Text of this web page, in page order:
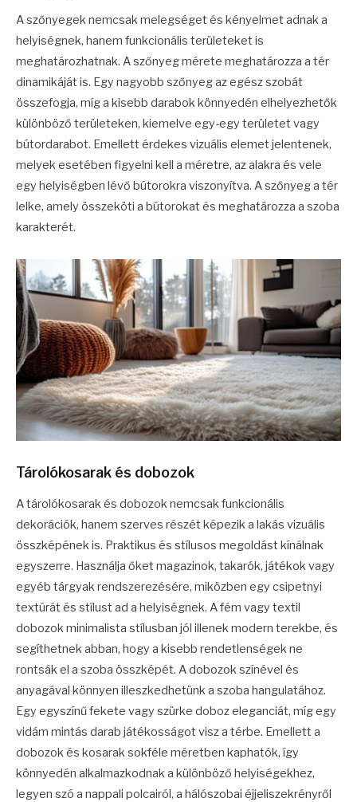
A szőnyegek nemcsak melegséget és kényelmet adnak a
helyiségnek, hanem funkcionális területeket is
meghatározhatnak. A szőnyeg mérete meghatározza a tér
dinamikáját is. Egy nagyobb szőnyeg az egész szobát
összefogja, míg a kisebb darabok könnyedén elhelyezhetők
különböző területeken, kiemelve egy-egy területet vagy
bútordarabot. Emellett érdekes vizuális elemet jelentenek,
melyek esetében figyelni kell a méretre, az alakra és vele
egy helyiségben lévő bútorokra viszonyítva. A szőnyeg a tér
lelke, amely összeköti a bútorokat és meghatározza a szoba
karakterét.
Tárolókosarak és dobozok
A tárolókosarak és dobozok nemcsak funkcionális
dekorációk, hanem szerves részét képezik a lakás vizuális
összképének is. Praktikus és stílusos megoldást kínálnak
egyszerre. Használja őket magazinok, takarók, játékok vagy
egyéb tárgyak rendszerezésére, miközben egy csipetnyi
textúrát és stílust ad a helyiségnek. A fém vagy textil
dobozok minimalista stílusban jól illenek modern terekbe, és
segíthetnek abban, hogy a kisebb rendetlenségek ne
rontsák el a szoba összképét. A dobozok színével és
anyagával könnyen illeszkedhetünk a szoba hangulatához.
Egy egyszínű fekete vagy szürke doboz eleganciát, míg egy
vidám mintás darab játékosságot visz a térbe. Emellett a
dobozok és kosarak sokféle méretben kaphatók, így
könnyedén alkalmazkodnak a különböző helyiségekhez,
legyen szó a nappali polcairól, a hálószobai éjjeliszekrényről